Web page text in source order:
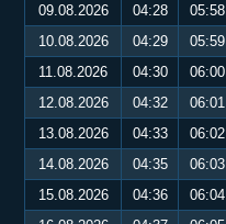
09.08.2026 04:28 05:58
10.08.2026
04:29 05:59
11.08.2026
04:30 06:00
12.08.2026
04:32 06:01
13.08.2026
04:33 06:02
14.08.2026
04:35 06:03
15.08.2026
04:36 06:04